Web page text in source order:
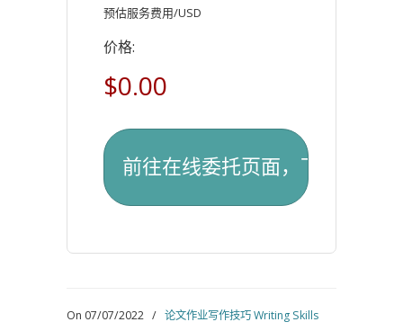
预估服务费用/USD
价格:
$0.00
On 07/07/2022 / 论文作业写作技巧 Writing Skills